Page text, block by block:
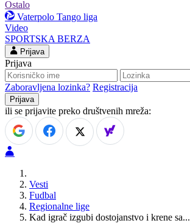
Ostalo
Vaterpolo Tango liga
Video
SPORTSKA BERZA
Prijava
Prijava
Zaboravljena lozinka? Registracija
ili se prijavite preko društvenih mreža:
Vesti
Fudbal
Regionalne lige
Kad igrač izgubi dostojanstvo i krene sa...